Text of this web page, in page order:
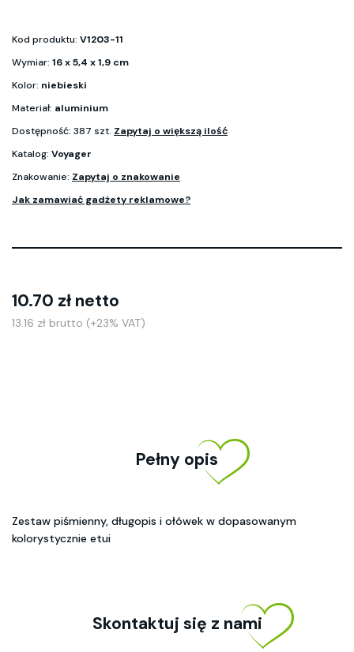
Kod produktu: V1203-11
Wymiar: 16 x 5,4 x 1,9 cm
Kolor: niebieski
Materiał: aluminium
Dostępność: 387 szt. Zapytaj o większą ilość
Katalog: Voyager
Znakowanie: Zapytaj o znakowanie
Jak zamawiać gadżety reklamowe?
10.70 zł netto
13.16 zł brutto (+23% VAT)
Pełny opis
Zestaw piśmienny, długopis i ołówek w dopasowanym
kolorystycznie etui
Skontaktuj się z nami